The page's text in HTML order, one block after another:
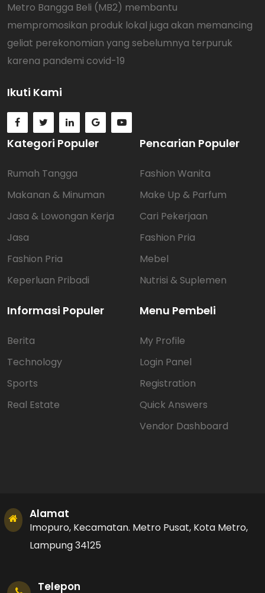
Metro Bangga Beli (MB2) membantu
mempromosikan produk lokal juga akan memancing
geliat perekonomian yang sebelumnya terpuruk
karena pandemi covid-19
Ikuti Kami
Kategori Populer
Rumah Tangga
Makanan & Minuman
Jasa & Lowongan Kerja
Jasa
Fashion Pria
Keperluan Pribadi
Pencarian Populer
Fashion Wanita
Make Up & Parfum
Cari Pekerjaan
Fashion Pria
Mebel
Nutrisi & Suplemen
Informasi Populer
Berita
Technology
Sports
Real Estate
Menu Pembeli
My Profile
Login Panel
Registration
Quick Answers
Vendor Dashboard
Alamat
Imopuro, Kecamatan. Metro Pusat, Kota Metro,
Lampung 34125
Telepon